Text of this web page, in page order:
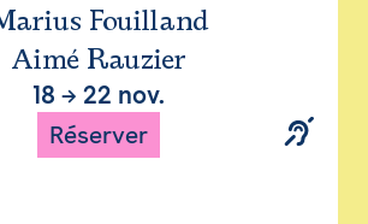
Fouilland
Aimé Rauzier
18 → 22 nov.
Réserver